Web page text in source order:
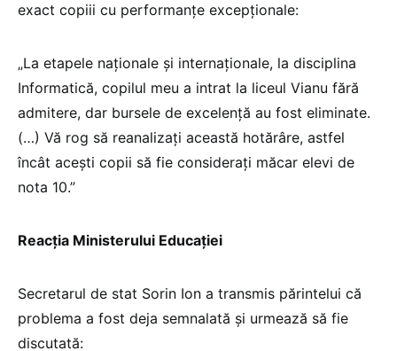
exact copiii cu performanțe excepționale:
„La etapele naționale și internaționale, la disciplina
Informatică, copilul meu a intrat la liceul Vianu fără
admitere, dar bursele de excelență au fost eliminate.
(…) Vă rog să reanalizați această hotărâre, astfel
încât acești copii să fie considerați măcar elevi de
nota 10.”
Reacția Ministerului Educației
Secretarul de stat Sorin Ion a transmis părintelui că
problema a fost deja semnalată și urmează să fie
discutată: